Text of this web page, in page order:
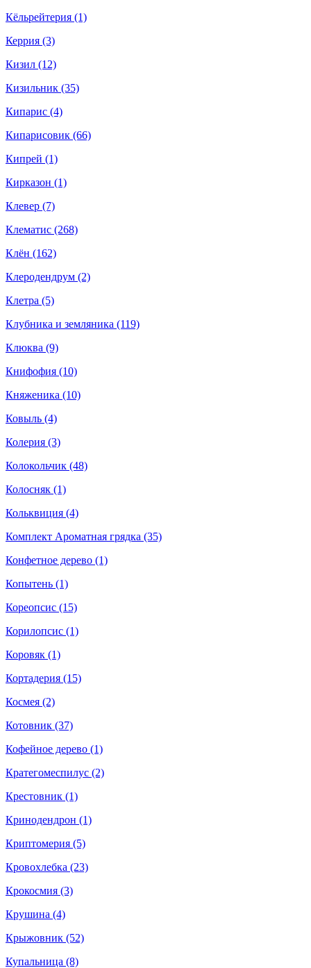
Кёльрейтерия (1)
Керрия (3)
Кизил (12)
Кизильник (35)
Кипарис (4)
Кипарисовик (66)
Кипрей (1)
Кирказон (1)
Клевер (7)
Клематис (268)
Клён (162)
Клеродендрум (2)
Клетра (5)
Клубника и земляника (119)
Клюква (9)
Книфофия (10)
Княженика (10)
Ковыль (4)
Колерия (3)
Колокольчик (48)
Колосняк (1)
Кольквиция (4)
Комплект Ароматная грядка (35)
Конфетное дерево (1)
Копытень (1)
Кореопсис (15)
Корилопсис (1)
Коровяк (1)
Кортадерия (15)
Космея (2)
Котовник (37)
Кофейное дерево (1)
Кратегомеспилус (2)
Крестовник (1)
Кринодендрон (1)
Криптомерия (5)
Кровохлебка (23)
Крокосмия (3)
Крушина (4)
Крыжовник (52)
Купальница (8)